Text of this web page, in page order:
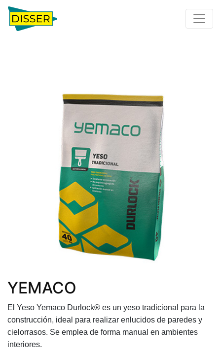
YEMACO
El Yeso Yemaco Durlock® es un yeso tradicional para la
construcción, ideal para realizar enlucidos de paredes y
cielorrasos. Se emplea de forma manual en ambientes
interiores.